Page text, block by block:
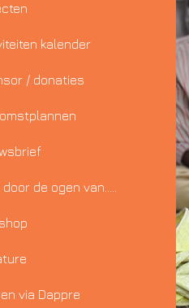
kalender
/ donaties
door de ogen van…..
via Dappre